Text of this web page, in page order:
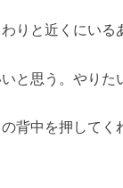
りと近くにいる
いと思う。やり
背中を押してく